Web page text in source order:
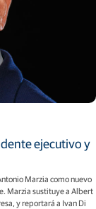
ejecutivo y
Marzia como nuevo
Marzia sustituye a Albert
y reportará a Ivan Di